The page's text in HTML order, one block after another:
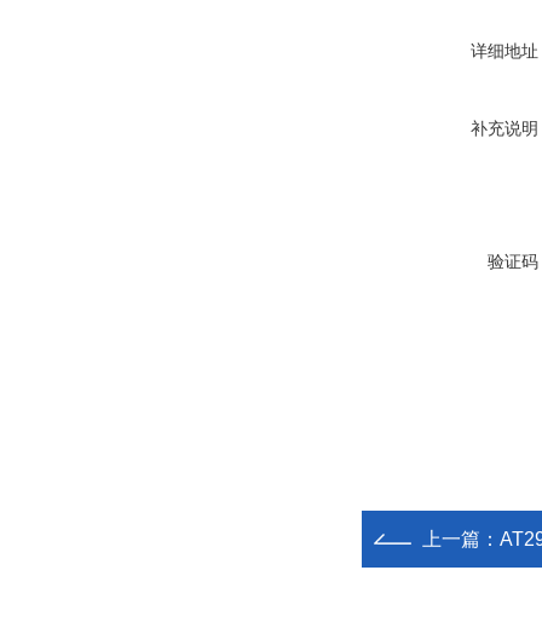
详细地址
补充说明
验证码
上一篇：